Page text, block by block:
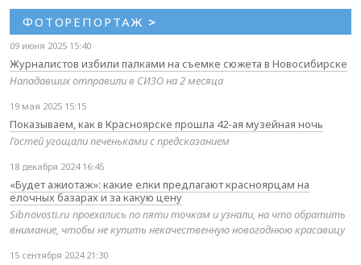
ФОТОРЕПОРТАЖ >
09 июня 2025 15:40
Журналистов избили палками на съемке сюжета в Новосибирске
Нападавших отправили в СИЗО на 2 месяца
19 мая 2025 15:15
Показываем, как в Красноярске прошла 42-ая музейная ночь
Гостей угощали печеньками с предсказанием
18 декабря 2024 16:45
«Будет ажиотаж»: какие елки предлагают красноярцам на
елочных базарах и за какую цену
Sibnovosti.ru проехались по пяти точкам и узнали, на что обратить
внимание, чтобы не купить некачественную новогоднюю красавицу
15 сентября 2024 21:30